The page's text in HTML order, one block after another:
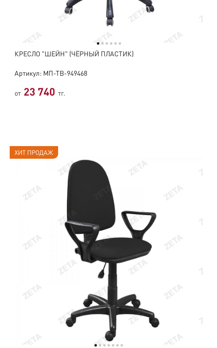
КРЕСЛО "ШЕЙН" (ЧЁРНЫЙ ПЛАСТИК)
Артикул: МП-ТВ-949468
от 23 740 тг.
ХИТ ПРОДАЖ